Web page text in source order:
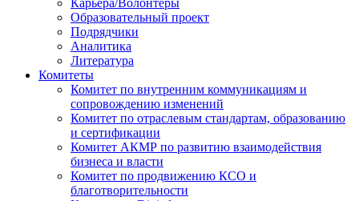
Карьера/Волонтеры
Образовательный проект
Подрядчики
Аналитика
Литература
Комитеты
Комитет по внутренним коммуникациям и
сопровождению изменений
Комитет по отраслевым стандартам, образованию
и сертификации
Комитет АКМР по развитию взаимодействия
бизнеса и власти
Комитет по продвижению КСО и
благотворительности